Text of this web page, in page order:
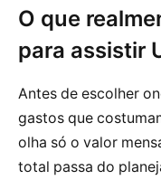
O que
para assistir
Antes de escolher
gastos que
olha só o valor
total passa do